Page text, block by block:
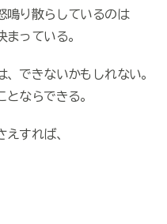
鳴り散らしているのは
っている。
できないかもしれない。
ならできる。
すれば、